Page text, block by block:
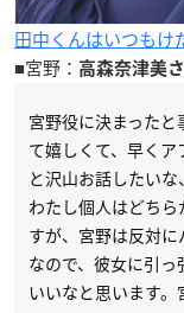
田中くんはいつも
■宮野： 高森奈津美
宮野役に決まった
て嬉しくて、早く
と沢山お話したいな
わたし個人はどち
すが、宮野は反対
なので、彼女に引
いいなと思います。